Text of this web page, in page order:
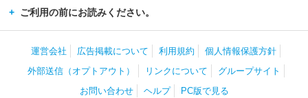
ス
ご利用の前にお読みください。
運営会社 広告掲載について 利用規約
個人情報保護方針
外部送信（オプトアウト）
リンクについて
グループサイト
お問い合わせ
ヘルプ PC版で見る